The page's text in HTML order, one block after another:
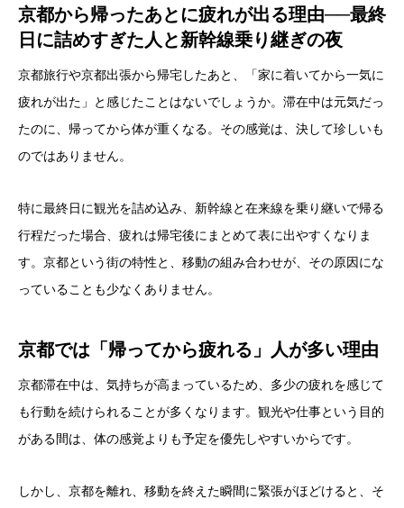
京都から帰ったあとに疲れが出る理由──最終
日に詰めすぎた人と新幹線乗り継ぎの夜
京都旅行や京都出張から帰宅したあと、「家に着いてから一気に
疲れが出た」と感じたことはないでしょうか。滞在中は元気だっ
たのに、帰ってから体が重くなる。その感覚は、決して珍しいも
のではありません。
特に最終日に観光を詰め込み、新幹線と在来線を乗り継いで帰る
行程だった場合、疲れは帰宅後にまとめて表に出やすくなりま
す。京都という街の特性と、移動の組み合わせが、その原因にな
っていることも少なくありません。
京都では「帰ってから疲れる」人が多い理由
京都滞在中は、気持ちが高まっているため、多少の疲れを感じて
も行動を続けられることが多くなります。観光や仕事という目的
がある間は、体の感覚よりも予定を優先しやすいからです。
しかし、京都を離れ、移動を終えた瞬間に緊張がほどけると、そ